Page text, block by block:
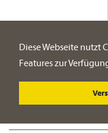
Diese Webseite nutzt
Features zur